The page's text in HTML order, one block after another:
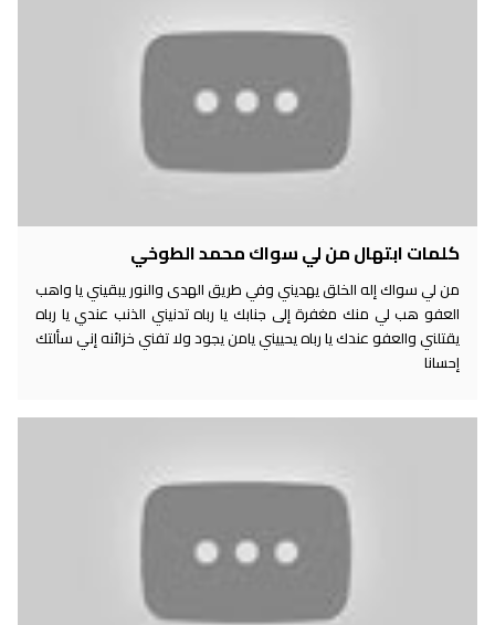
كلمات ابتهال من لي سواك محمد الطوخي
من لي سواك إله الخلق يهديني وفي طريق الهدى والنور يبقيني يا واهب
العفو هب لي منك مغفرة إلى جنابك يا رباه تدنيني الذنب عندي يا رباه
يقتلني والعفو عندك يا رباه يحييني يامن يجود ولا تفني خزائنه إني سألتك
إحسانا